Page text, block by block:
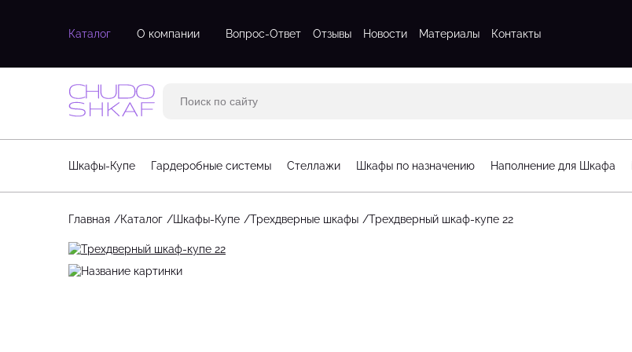
Каталог
Двухдверные шкафы
Шкафы с зеркалом
С зеркалом шкафы
Трехстворчатые шкафы
Стенки для гостинной
Стеллажи для детской
Угловые стеллажи
О компании Вопрос-Ответ Отзывы Новости Материалы Контакты
Шкафы-Купе Гардеробные системы Стеллажи Шкафы по назначению Наполнение для Шкафа
Главная Каталог Шкафы-Купе Трехдверные шкафы Трехдверный шкаф-купе 22